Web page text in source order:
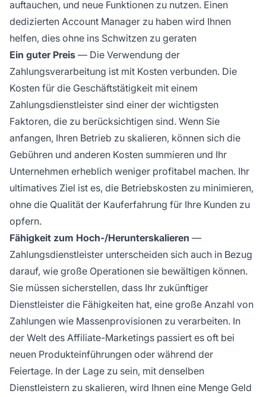
auftauchen, und neue Funktionen zu nutzen. Einen
dedizierten Account Manager zu haben wird Ihnen
helfen, dies ohne ins Schwitzen zu geraten
Ein guter Preis — Die Verwendung der
Zahlungsverarbeitung ist mit Kosten verbunden. Die
Kosten für die Geschäftstätigkeit mit einem
Zahlungsdienstleister sind einer der wichtigsten
Faktoren, die zu berücksichtigen sind. Wenn Sie
anfangen, Ihren Betrieb zu skalieren, können sich die
Gebühren und anderen Kosten summieren und Ihr
Unternehmen erheblich weniger profitabel machen. Ihr
ultimatives Ziel ist es, die Betriebskosten zu minimieren,
ohne die Qualität der Kauferfahrung für Ihre Kunden zu
opfern.
Fähigkeit zum Hoch-/Herunterskalieren —
Zahlungsdienstleister unterscheiden sich auch in Bezug
darauf, wie große Operationen sie bewältigen können.
Sie müssen sicherstellen, dass Ihr zukünftiger
Dienstleister die Fähigkeiten hat, eine große Anzahl von
Zahlungen wie Massenprovisionen zu verarbeiten. In
der Welt des Affiliate-Marketings passiert es oft bei
neuen Produkteinführungen oder während der
Feiertage. In der Lage zu sein, mit denselben
Dienstleistern zu skalieren, wird Ihnen eine Menge Geld